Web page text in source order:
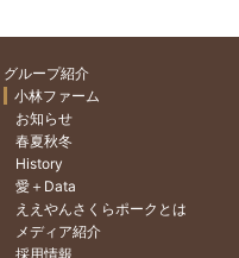
グループ紹介
小林ファーム
お知らせ
春夏秋冬
History
愛＋Data
ええやんさくらポークとは
メディア紹介
採用情報